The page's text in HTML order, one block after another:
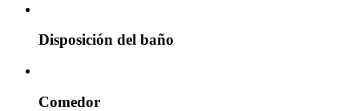
Disposición del baño
Comedor